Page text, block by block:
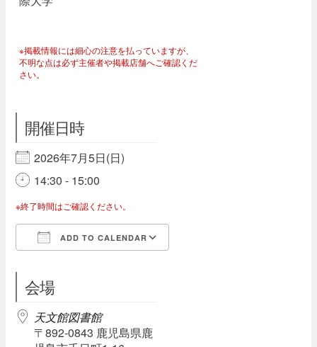
※掲載情報には細心の注意を払っていますが、
不明な点は必ず主催者や掲載店舗へご確認くだ
さい。
開催日時
2026年7月5日(日)
14:30 - 15:00
※終了時間はご確認ください。
ADD TO CALENDAR
会場
天文館図書館
〒892-0843 鹿児島県鹿